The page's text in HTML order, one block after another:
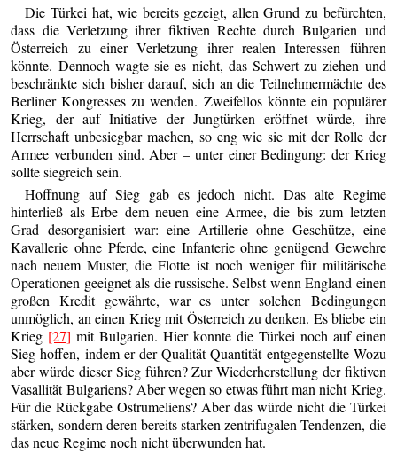
Die Türkei hat, wie bereits gezeigt, allen Grund zu befürchten,
dass die Verletzung ihrer fiktiven Rechte durch Bulgarien und
Österreich zu einer Verletzung ihrer realen Interessen führen
könnte. Dennoch wagte sie es nicht, das Schwert zu ziehen und
beschränkte sich bisher darauf, sich an die Teilnehmermächte des
Berliner Kongresses zu wenden. Zweifellos könnte ein populärer
Krieg, der auf Initiative der Jungtürken eröffnet würde, ihre
Herrschaft unbesiegbar machen, so eng wie sie mit der Rolle der
Armee verbunden sind. Aber – unter einer Bedingung: der Krieg
sollte siegreich sein.
Hoffnung auf Sieg gab es jedoch nicht. Das alte Regime
hinterließ als Erbe dem neuen eine Armee, die bis zum letzten
Grad desorganisiert war: eine Artillerie ohne Geschütze, eine
Kavallerie ohne Pferde, eine Infanterie ohne genügend Gewehre
nach neuem Muster, die Flotte ist noch weniger für militärische
Operationen geeignet als die russische. Selbst wenn England einen
großen Kredit gewährte, war es unter solchen Bedingungen
unmöglich, an einen Krieg mit Österreich zu denken. Es bliebe ein
Krieg [27] mit Bulgarien. Hier konnte die Türkei noch auf einen
Sieg hoffen, indem er der Qualität Quantität entgegenstellte Wozu
aber würde dieser Sieg führen? Zur Wiederherstellung der fiktiven
Vasallität Bulgariens? Aber wegen so etwas führt man nicht Krieg.
Für die Rückgabe Ostrumeliens? Aber das würde nicht die Türkei
stärken, sondern deren bereits starken zentrifugalen Tendenzen, die
das neue Regime noch nicht überwunden hat.